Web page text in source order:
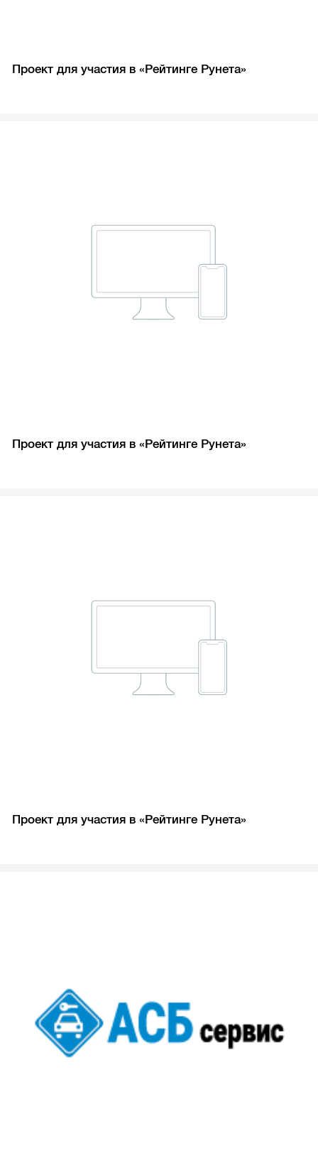
Проект для участия в «Рейтинге Рунета»
Проект для участия в «Рейтинге Рунета»
Проект для участия в «Рейтинге Рунета»